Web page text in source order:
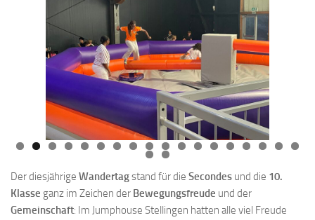
Der diesjährige Wandertagstand für die Secondes und die 10.
Klasse ganz im Zeichen der Bewegungsfreude und der
Gemeinschaft: Im Jumphouse Stellingen hatten alle viel Freude